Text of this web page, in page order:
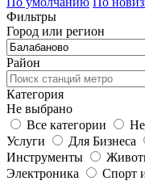
Фильтры
Город или регион
Район
Категория
Не выбрано
Все категории
Услуги
Для Бизнеса
Инструменты
Электроника
Спорт